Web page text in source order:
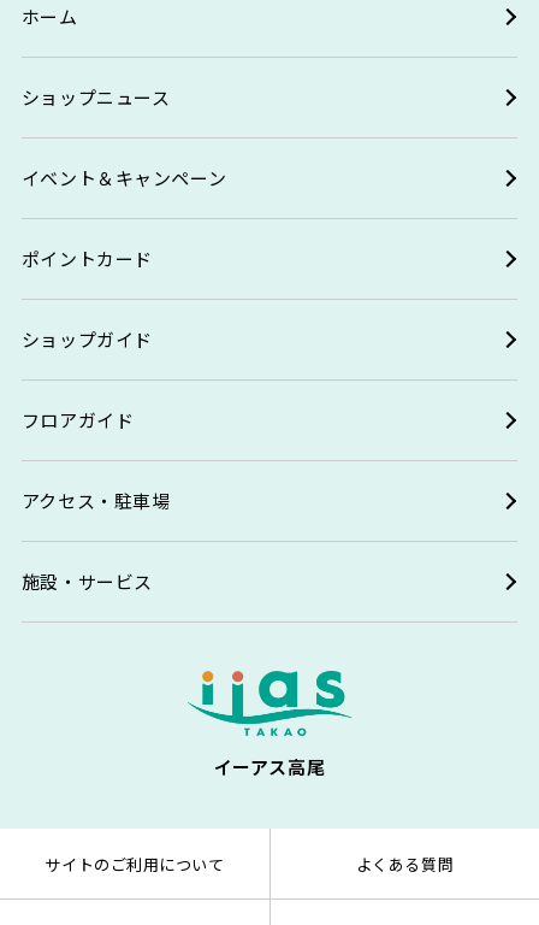
ホーム
ショップニュース
イベント＆キャンペーン
ポイントカード
ショップガイド
フロアガイド
アクセス・駐車場
施設・サービス
イーアス高尾
サイトのご利用について よくある質問